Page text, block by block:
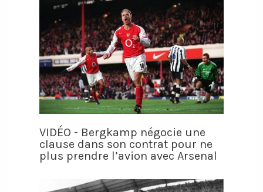
VIDÉO - Bergkamp négocie une
clause dans son contrat pour ne
plus prendre l’avion avec Arsenal